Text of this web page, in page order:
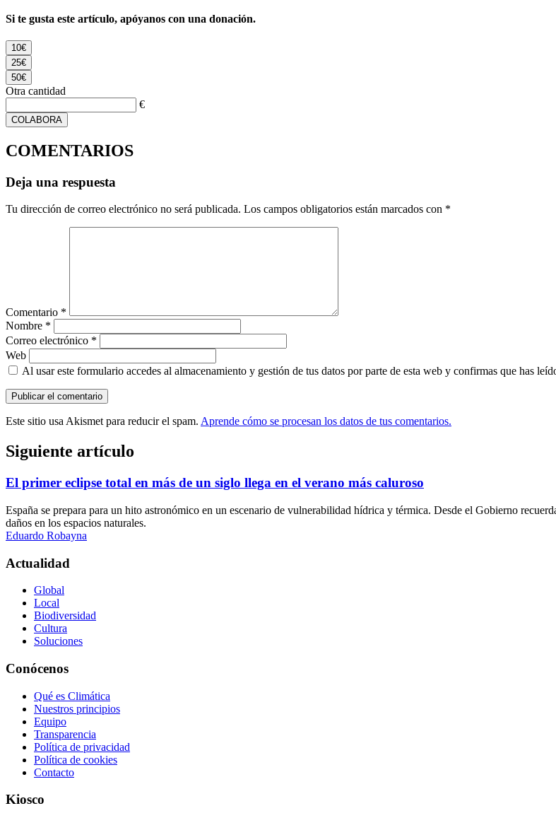
Si te gusta este artículo, apóyanos con una donación.
10€
25€
50€
Otra cantidad
€
COLABORA
COMENTARIOS
Deja una respuesta
Tu dirección de correo electrónico no será publicada. Los campos obligatorios están marcados con *
Comentario *
Nombre *
Correo electrónico *
Web
Al usar este formulario accedes al almacenamiento y gestión de tus datos por parte de esta web y confirmas que has
Este sitio usa Akismet para reducir el spam. Aprende cómo se procesan los datos de tus comentarios.
Siguiente artículo
El primer eclipse total en más de un siglo llega en el verano más caluroso
España se prepara para un hito astronómico en un escenario de vulnerabilidad hídrica y térmica. Desde el Gobierno
daños en los espacios naturales.
Eduardo Robayna
Actualidad
Global
Local
Biodiversidad
Cultura
Soluciones
Conócenos
Qué es Climática
Nuestros principios
Equipo
Transparencia
Política de privacidad
Política de cookies
Contacto
Kiosco